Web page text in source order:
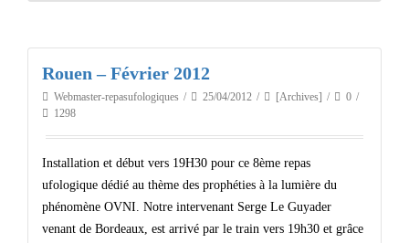
Rouen – Février 2012
Webmaster-repasufologiques 25/04/2012 [Archives]
0
1298
Installation et début vers 19H30 pour ce 8ème repas
ufologique dédié au thème des prophéties à la lumière du
phénomène OVNI. Notre intervenant Serge Le Guyader
venant de Bordeaux, est arrivé par le train vers 19h30 et grâce